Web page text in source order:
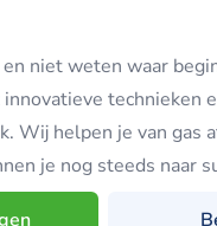
niet weten waar
technieken
Wij helpen je van gas
je nog steeds naar